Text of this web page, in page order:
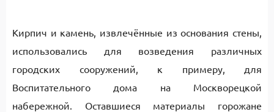
Кирпич и камень, извлечённые из основания стены,
использовались для возведения различных
городских сооружений, к примеру, для
Воспитательного дома на Москворецкой
набережной. Оставшиеся материалы горожане